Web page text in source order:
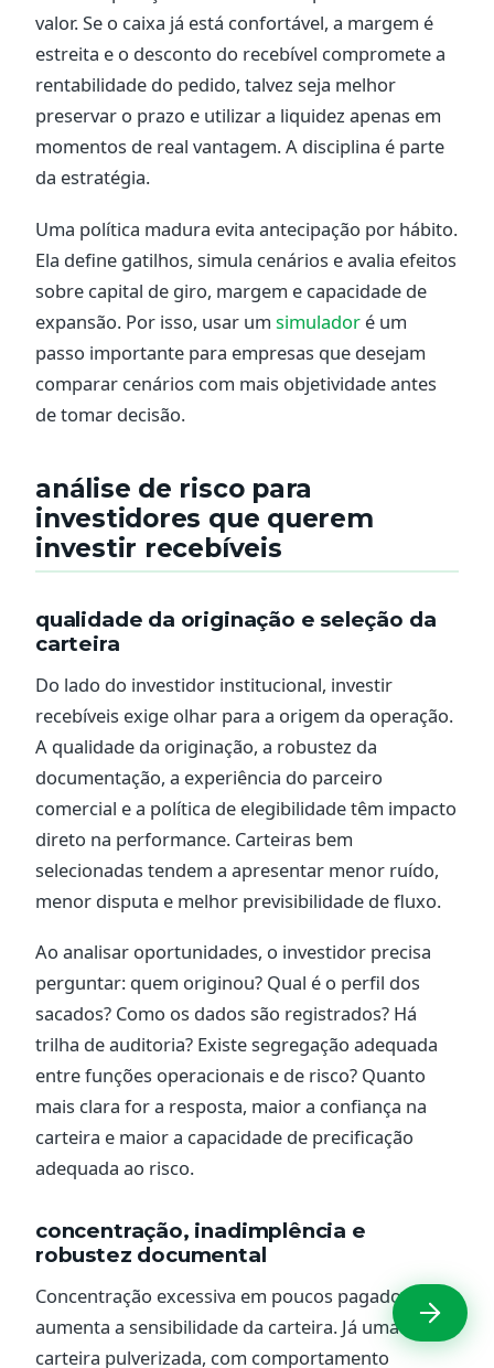
valor. Se o caixa já está confortável, a margem é
estreita e o desconto do recebível compromete a
rentabilidade do pedido, talvez seja melhor
preservar o prazo e utilizar a liquidez apenas em
momentos de real vantagem. A disciplina é parte
da estratégia.
Uma política madura evita antecipação por hábito.
Ela define gatilhos, simula cenários e avalia efeitos
sobre capital de giro, margem e capacidade de
expansão. Por isso, usar um simulador é um
passo importante para empresas que desejam
comparar cenários com mais objetividade antes
de tomar decisão.
análise de risco para
investidores que querem
investir recebíveis
qualidade da originação e seleção da
carteira
Do lado do investidor institucional, investir
recebíveis exige olhar para a origem da operação.
A qualidade da originação, a robustez da
documentação, a experiência do parceiro
comercial e a política de elegibilidade têm impacto
direto na performance. Carteiras bem
selecionadas tendem a apresentar menor ruído,
menor disputa e melhor previsibilidade de fluxo.
Ao analisar oportunidades, o investidor precisa
perguntar: quem originou? Qual é o perfil dos
sacados? Como os dados são registrados? Há
trilha de auditoria? Existe segregação adequada
entre funções operacionais e de risco? Quanto
mais clara for a resposta, maior a confiança na
carteira e maior a capacidade de precificação
adequada ao risco.
concentração, inadimplência e
robustez documental
Concentração excessiva em poucos pagadores
aumenta a sensibilidade da carteira. Já uma
carteira pulverizada, com comportamento